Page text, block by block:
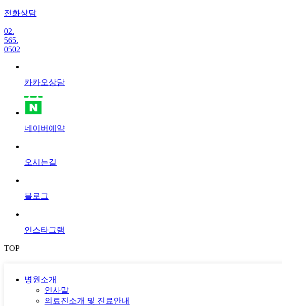
전화상담
02.
565.
0502
카카오상담
네이버예약
오시는길
블로그
인스타그램
TOP
병원소개
인사말
의료진소개 및 진료안내